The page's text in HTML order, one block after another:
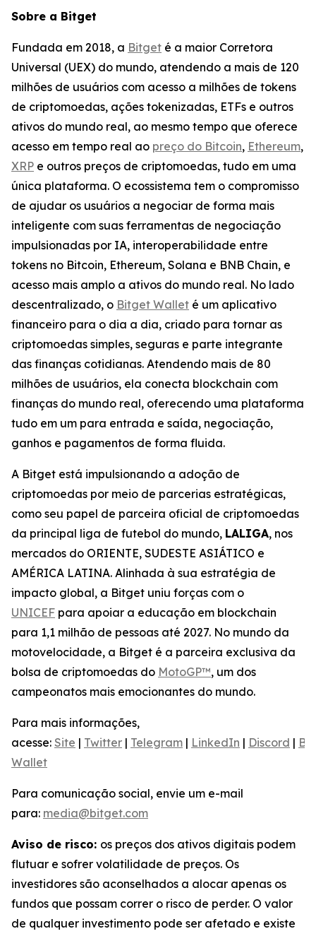
Sobre a Bitget
Fundada em 2018, a Bitget é a maior Corretora
Universal (UEX) do mundo, atendendo a mais de 120
milhões de usuários com acesso a milhões de tokens
de criptomoedas, ações tokenizadas, ETFs e outros
ativos do mundo real, ao mesmo tempo que oferece
acesso em tempo real ao preço do Bitcoin, Ethereum,
XRP e outros preços de criptomoedas, tudo em uma
única plataforma. O ecossistema tem o compromisso
de ajudar os usuários a negociar de forma mais
inteligente com suas ferramentas de negociação
impulsionadas por IA, interoperabilidade entre
tokens no Bitcoin, Ethereum, Solana e BNB Chain, e
acesso mais amplo a ativos do mundo real. No lado
descentralizado, o Bitget Wallet é um aplicativo
financeiro para o dia a dia, criado para tornar as
criptomoedas simples, seguras e parte integrante
das finanças cotidianas. Atendendo mais de 80
milhões de usuários, ela conecta blockchain com
finanças do mundo real, oferecendo uma plataforma
tudo em um para entrada e saída, negociação,
ganhos e pagamentos de forma fluida.
A Bitget está impulsionando a adoção de
criptomoedas por meio de parcerias estratégicas,
como seu papel de parceira oficial de criptomoedas
da principal liga de futebol do mundo, LALIGA, nos
mercados do ORIENTE, SUDESTE ASIÁTICO e
AMÉRICA LATINA. Alinhada à sua estratégia de
impacto global, a Bitget uniu forças com o
UNICEF para apoiar a educação em blockchain
para 1,1 milhão de pessoas até 2027. No mundo da
motovelocidade, a Bitget é a parceira exclusiva da
bolsa de criptomoedas do MotoGP™, um dos
campeonatos mais emocionantes do mundo.
Para mais informações,
acesse: Site | Twitter | Telegram | LinkedIn | Discord |
Wallet
Para comunicação social, envie um e-mail
para: media@bitget.com
Aviso de risco: os preços dos ativos digitais podem
flutuar e sofrer volatilidade de preços. Os
investidores são aconselhados a alocar apenas os
fundos que possam correr o risco de perder. O valor
de qualquer investimento pode ser afetado e existe